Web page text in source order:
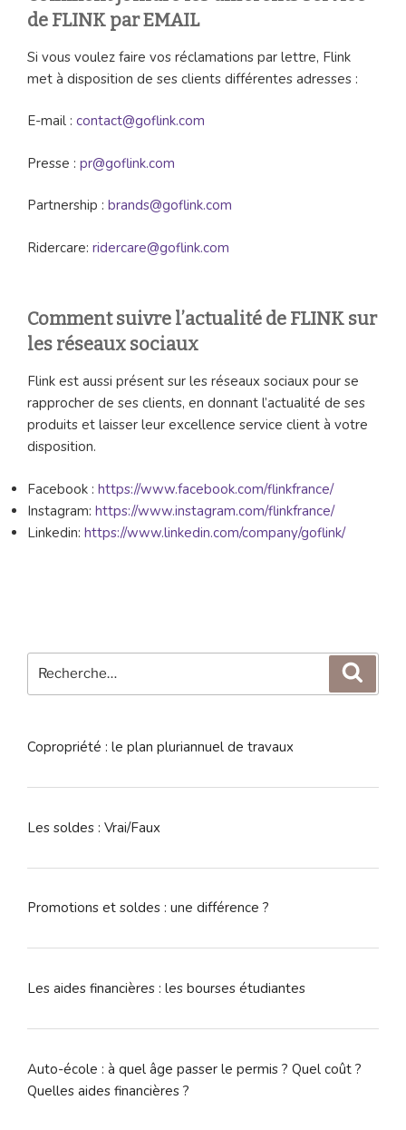
de FLINK par EMAIL
Si vous voulez faire vos réclamations par lettre, Flink
met à disposition de ses clients différentes adresses :
E-mail : contact@goflink.com
Presse : pr@goflink.com
Partnership : brands@goflink.com
Ridercare: ridercare@goflink.com
Comment suivre l’actualité de FLINK sur
les réseaux sociaux
Flink est aussi présent sur les réseaux sociaux pour se
rapprocher de ses clients, en donnant l’actualité de ses
produits et laisser leur excellence service client à votre
disposition.
Facebook : https://www.facebook.com/flinkfrance/
Instagram: https://www.instagram.com/flinkfrance/
Linkedin: https://www.linkedin.com/company/goflink/
pour
Copropriété : le plan pluriannuel de travaux
Les soldes : Vrai/Faux
Promotions et soldes : une différence ?
Les aides financières : les bourses étudiantes
Auto-école : à quel âge passer le permis ? Quel coût ?
Quelles aides financières ?